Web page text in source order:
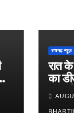
रायगढ़ न्यूज़
रात
का